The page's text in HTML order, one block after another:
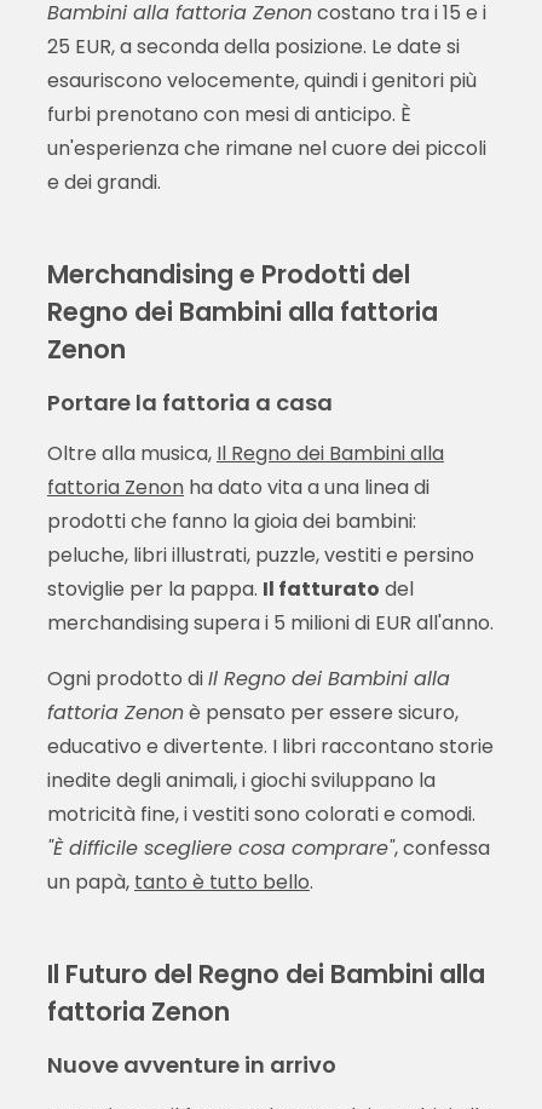
Bambini alla fattoria Zenoncostano tra i 15 e i
25 EUR, a seconda della posizione. Le date si
esauriscono velocemente, quindi i genitori più
furbi prenotano con mesi di anticipo. È
un'esperienza che rimane nel cuore dei piccoli
e dei grandi.
Merchandising e Prodotti del
Regno dei Bambini alla fattoria
Zenon
Portare la fattoria a casa
Oltre alla musica, Il Regno dei Bambini alla
fattoria Zenonha dato vita a una linea di
prodotti che fanno la gioia dei bambini:
peluche, libri illustrati, puzzle, vestiti e persino
stoviglie per la pappa. Il fatturato del
merchandising supera i 5 milioni di EUR all'anno.
Ogni prodotto diIl Regno dei Bambini alla
fattoria Zenonè pensato per essere sicuro,
educativo e divertente. I libri raccontano storie
inedite degli animali, i giochi sviluppano la
motricità fine, i vestiti sono colorati e comodi.
"È difficile scegliere cosa comprare", confessa
un papà, tanto è tutto bello.
Il Futuro del Regno dei Bambini alla
fattoria Zenon
Nuove avventure in arrivo